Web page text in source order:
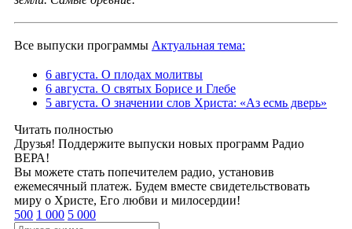
Все выпуски программы Актуальная тема:
6 августа. О плодах молитвы
6 августа. О святых Борисе и Глебе
5 августа. О значении слов Христа: «Аз есмь дверь»
Читать полностью
Друзья! Поддержите выпуски новых программ Радио
ВЕРА!
Вы можете стать попечителем радио, установив
ежемесячный платеж. Будем вместе свидетельствовать
миру о Христе, Его любви и милосердии!
500 1 000 5 000